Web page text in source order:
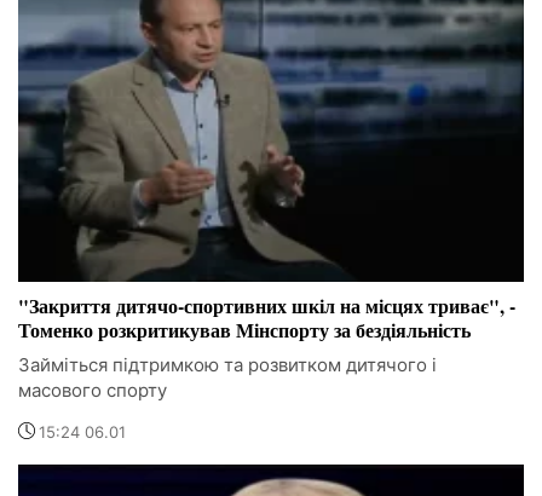
"Закриття дитячо-спортивних шкіл на місцях триває", -
Томенко розкритикував Мінспорту за бездіяльність
Займіться підтримкою та розвитком дитячого і
масового спорту
15:24 06.01